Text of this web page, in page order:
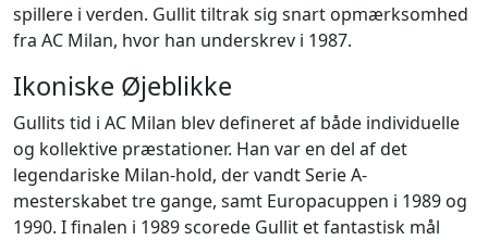
spillere i verden. Gullit tiltrak sig snart opmærksomhed
fra AC Milan, hvor han underskrev i 1987.
Ikoniske Øjeblikke
Gullits tid i AC Milan blev defineret af både individuelle
og kollektive præstationer. Han var en del af det
legendariske Milan-hold, der vandt Serie A-
mesterskabet tre gange, samt Europacuppen i 1989 og
1990. I finalen i 1989 scorede Gullit et fantastisk mål